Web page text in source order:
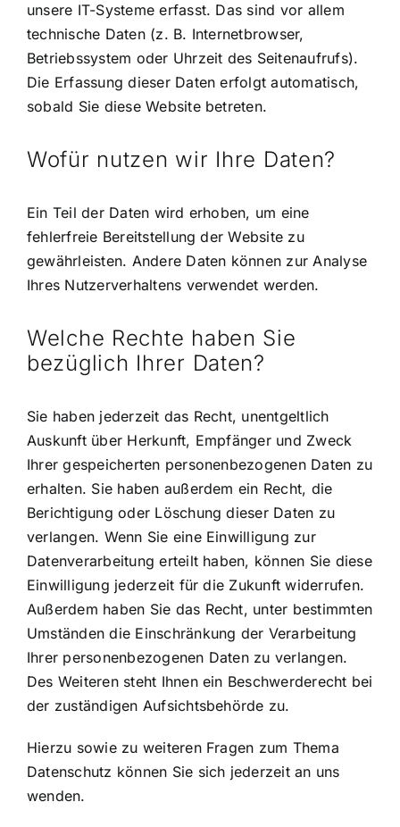
unsere IT-Systeme erfasst. Das sind vor allem
technische Daten (z. B. Internetbrowser,
Betriebssystem oder Uhrzeit des Seitenaufrufs).
Die Erfassung dieser Daten erfolgt automatisch,
sobald Sie diese Website betreten.
Wofür nutzen wir Ihre Daten?
Ein Teil der Daten wird erhoben, um eine
fehlerfreie Bereitstellung der Website zu
gewährleisten. Andere Daten können zur Analyse
Ihres Nutzerverhaltens verwendet werden.
Welche Rechte haben Sie
bezüglich Ihrer Daten?
Sie haben jederzeit das Recht, unentgeltlich
Auskunft über Herkunft, Empfänger und Zweck
Ihrer gespeicherten personenbezogenen Daten zu
erhalten. Sie haben außerdem ein Recht, die
Berichtigung oder Löschung dieser Daten zu
verlangen. Wenn Sie eine Einwilligung zur
Datenverarbeitung erteilt haben, können Sie diese
Einwilligung jederzeit für die Zukunft widerrufen.
Außerdem haben Sie das Recht, unter bestimmten
Umständen die Einschränkung der Verarbeitung
Ihrer personenbezogenen Daten zu verlangen.
Des Weiteren steht Ihnen ein Beschwerderecht bei
der zuständigen Aufsichtsbehörde zu.
Hierzu sowie zu weiteren Fragen zum Thema
Datenschutz können Sie sich jederzeit an uns
wenden.